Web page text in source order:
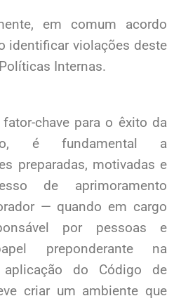
em comum acordo
identificar violações deste
Internas.
chave para o êxito da
é fundamental a
preparadas, motivadas e
de aprimoramento
— quando em cargo
por pessoas e
preponderante na
do Código de
criar um ambiente que